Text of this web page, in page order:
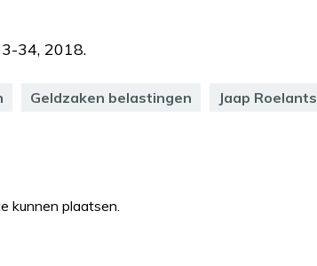
34, 2018.
Geldzaken belastingen Jaap Roelants
kunnen plaatsen.